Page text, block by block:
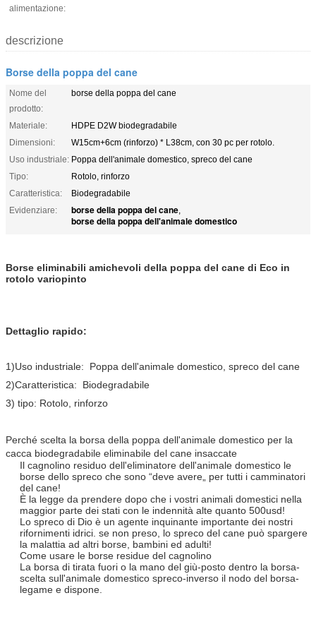
alimentazione:
descrizione
Borse della poppa del cane
Nome del
prodotto:
borse della poppa del cane
Materiale:
HDPE D2W biodegradabile
Dimensioni:
W15cm+6cm (rinforzo) * L38cm, con 30 pc per rotolo.
Uso industriale: Poppa dell'animale domestico, spreco del cane
Tipo:
Rotolo, rinforzo
Caratteristica:
Biodegradabile
Evidenziare:
borse della poppa del cane,
borse della poppa dell'animale domestico
Borse eliminabili amichevoli della poppa del cane di Eco in
rotolo variopinto
Dettaglio rapido:
1)Uso industriale: Poppa dell'animale domestico, spreco del cane
2)Caratteristica: Biodegradabile
3) tipo: Rotolo, rinforzo
Perché scelta la borsa della poppa dell'animale domestico per la
cacca biodegradabile eliminabile del cane insaccate
Il cagnolino residuo dell'eliminatore dell'animale domestico le
borse dello spreco che sono “deve avere„ per tutti i camminatori
del cane!
È la legge da prendere dopo che i vostri animali domestici nella
maggior parte dei stati con le indennità alte quanto 500usd!
Lo spreco di Dio è un agente inquinante importante dei nostri
rifornimenti idrici. se non preso, lo spreco del cane può spargere
la malattia ad altri borse, bambini ed adulti!
Come usare le borse residue del cagnolino
La borsa di tirata fuori o la mano del giù-posto dentro la borsa-
scelta sull'animale domestico spreco-inverso il nodo del borsa-
legame e dispone.